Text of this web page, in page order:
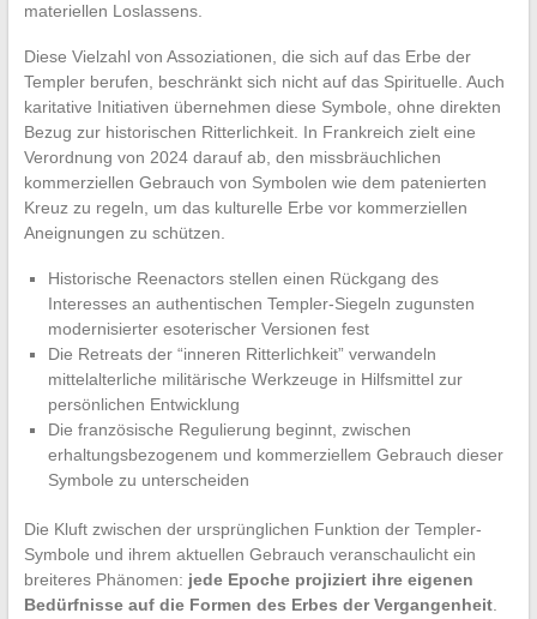
materiellen Loslassens.
Diese Vielzahl von Assoziationen, die sich auf das Erbe der
Templer berufen, beschränkt sich nicht auf das Spirituelle. Auch
karitative Initiativen übernehmen diese Symbole, ohne direkten
Bezug zur historischen Ritterlichkeit. In Frankreich zielt eine
Verordnung von 2024 darauf ab, den missbräuchlichen
kommerziellen Gebrauch von Symbolen wie dem patenierten
Kreuz zu regeln, um das kulturelle Erbe vor kommerziellen
Aneignungen zu schützen.
Historische Reenactors stellen einen Rückgang des
Interesses an authentischen Templer-Siegeln zugunsten
modernisierter esoterischer Versionen fest
Die Retreats der “inneren Ritterlichkeit” verwandeln
mittelalterliche militärische Werkzeuge in Hilfsmittel zur
persönlichen Entwicklung
Die französische Regulierung beginnt, zwischen
erhaltungsbezogenem und kommerziellem Gebrauch dieser
Symbole zu unterscheiden
Die Kluft zwischen der ursprünglichen Funktion der Templer-
Symbole und ihrem aktuellen Gebrauch veranschaulicht ein
breiteres Phänomen: jede Epoche projiziert ihre eigenen
Bedürfnisse auf die Formen des Erbes der Vergangenheit.